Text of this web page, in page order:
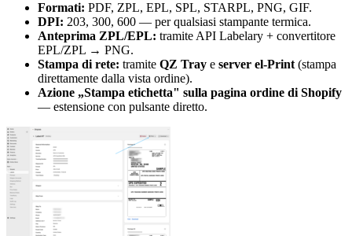
Formati: PDF, ZPL, EPL, SPL, STARPL, PNG, GIF.
DPI: 203, 300, 600 — per qualsiasi stampante termica.
Anteprima ZPL/EPL: tramite API Labelary + convertitore
EPL/ZPL → PNG.
Stampa di rete: tramite QZ Tray e server el-Print (stampa
direttamente dalla vista ordine).
Azione „Stampa etichetta" sulla pagina ordine di Shopify
— estensione con pulsante diretto.